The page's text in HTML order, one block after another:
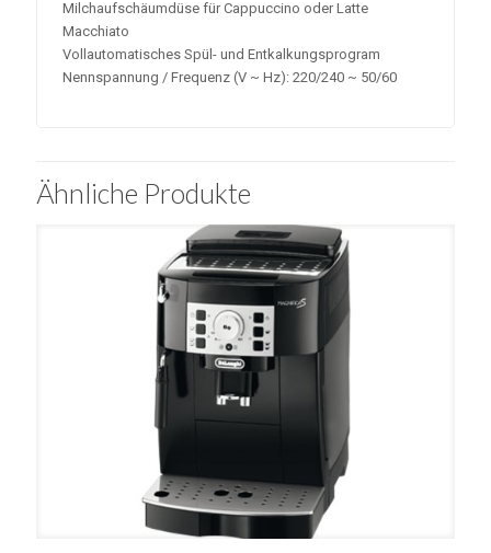
Milchaufschäumdüse für Cappuccino oder Latte
Macchiato
Vollautomatisches Spül- und Entkalkungsprogram
Nennspannung / Frequenz (V ~ Hz): 220/240 ~ 50/60
Ähnliche Produkte